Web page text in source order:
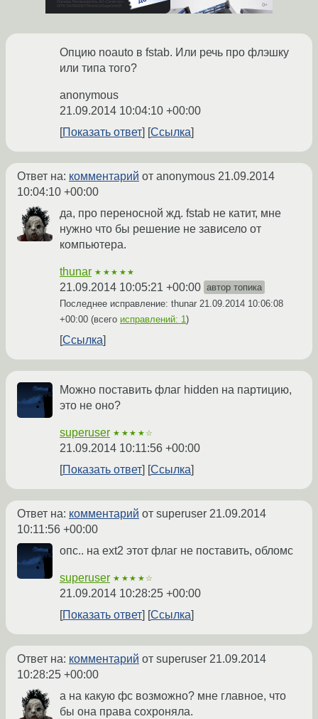
Опцию noauto в fstab. Или речь про флэшку
или типа того?
anonymous
21.09.2014 10:04:10 +00:00
Показать ответ
Ссылка
Ответ на: комментарий от anonymous 21.09.2014
10:04:10 +00:00
да, про переносной жд. fstab не катит, мне
нужно что бы решение не зависело от
компьютера.
thunar ★★★★★
21.09.2014 10:05:21 +00:00 автор топика
Последнее исправление: thunar 21.09.2014 10:06:08
+00:00 (всего исправлений: 1)
Ссылка
Можно поставить флаг hidden на партицию,
это не оно?
superuser ★★★★☆
21.09.2014 10:11:56 +00:00
Показать ответ
Ссылка
Ответ на: комментарий от superuser 21.09.2014
10:11:56 +00:00
опс.. на ext2 этот флаг не поставить, обломс
superuser ★★★★☆
21.09.2014 10:28:25 +00:00
Показать ответ
Ссылка
Ответ на: комментарий от superuser 21.09.2014
10:28:25 +00:00
а на какую фс возможно? мне главное, что
бы она права сохроняла.